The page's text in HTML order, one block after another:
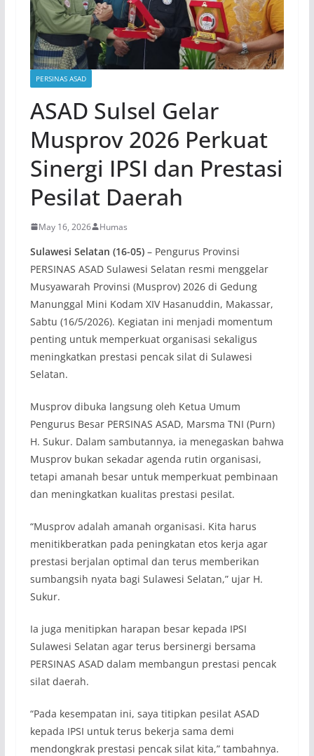
PERSINAS ASAD
ASAD Sulsel Gelar
Musprov 2026 Perkuat
Sinergi IPSI dan Prestasi
Pesilat Daerah
May 16, 2026 Humas
Sulawesi Selatan (16-05)– Pengurus Provinsi
PERSINAS ASAD Sulawesi Selatan resmi menggelar
Musyawarah Provinsi (Musprov) 2026 di Gedung
Manunggal Mini Kodam XIV Hasanuddin, Makassar,
Sabtu (16/5/2026). Kegiatan ini menjadi momentum
penting untuk memperkuat organisasi sekaligus
meningkatkan prestasi pencak silat di Sulawesi
Selatan.
Musprov dibuka langsung oleh Ketua Umum
Pengurus Besar PERSINAS ASAD, Marsma TNI (Purn)
H. Sukur. Dalam sambutannya, ia menegaskan bahwa
Musprov bukan sekadar agenda rutin organisasi,
tetapi amanah besar untuk memperkuat pembinaan
dan meningkatkan kualitas prestasi pesilat.
“Musprov adalah amanah organisasi. Kita harus
menitikberatkan pada peningkatan etos kerja agar
prestasi berjalan optimal dan terus memberikan
sumbangsih nyata bagi Sulawesi Selatan,” ujar H.
Sukur.
Ia juga menitipkan harapan besar kepada IPSI
Sulawesi Selatan agar terus bersinergi bersama
PERSINAS ASAD dalam membangun prestasi pencak
silat daerah.
“Pada kesempatan ini, saya titipkan pesilat ASAD
kepada IPSI untuk terus bekerja sama demi
mendongkrak prestasi pencak silat kita,” tambahnya.